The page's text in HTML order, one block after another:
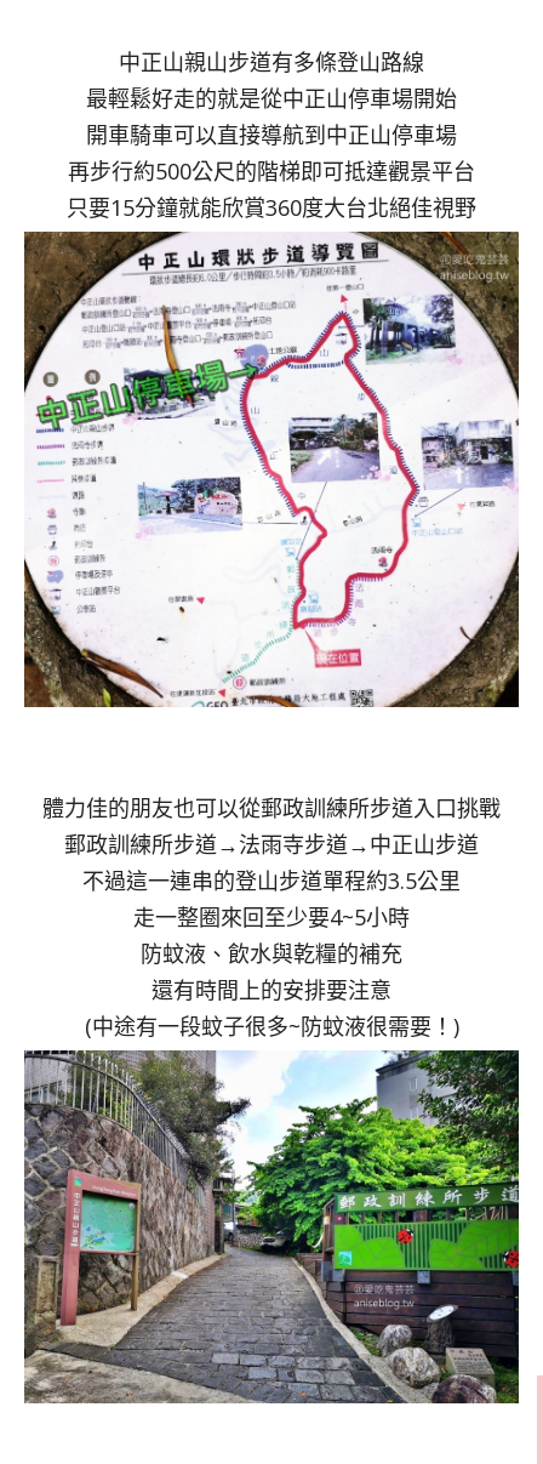
中正山親山步道有多條登山路線
最輕鬆好走的就是從中正山停車場開始
開車騎車可以直接導航到中正山停車場
再步行約500公尺的階梯即可抵達觀景平台
只要15分鐘就能欣賞360度大台北絕佳視野
體力佳的朋友也可以從郵政訓練所步道入口挑戰
郵政訓練所步道→法雨寺步道→中正山步道
不過這一連串的登山步道單程約3.5公里
走一整圈來回至少要4~5小時
防蚊液、飲水與乾糧的補充
還有時間上的安排要注意
(中途有一段蚊子很多~防蚊液很需要！)